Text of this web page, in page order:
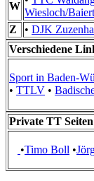
W
Wiesloch/
Z
• DJK
Verschiedene
Sport in Baden-
• TTLV •
Private TT Seiten
•Timo Boll •